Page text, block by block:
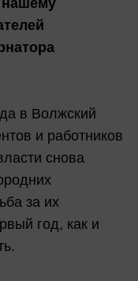
в Волжский
и работников
снова
за их
год, как и